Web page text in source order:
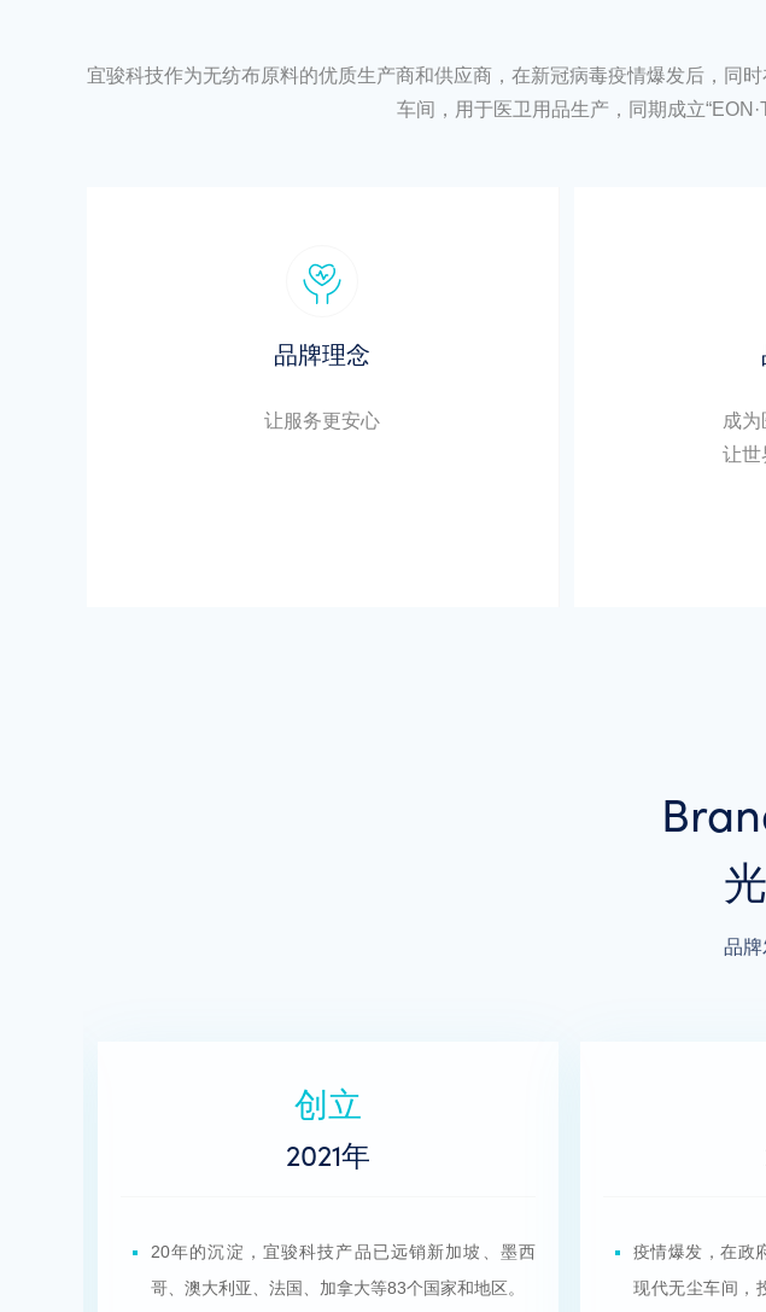
宜骏科技作为无纺布原料的优质生产商和供应商，在新冠病毒疫情爆发后，同
车间，用于医卫用品生产，同期成立
品牌理念
让服务更安心
成为
让世
品牌
助力
2020年
疫情爆发，在政府加大支持力度，设置十万级全新
现代无尘车间，投身于医卫用品产业链生产，全力
成为2018年英联